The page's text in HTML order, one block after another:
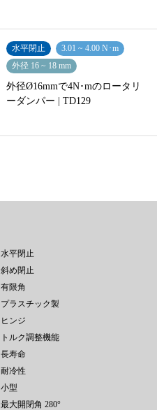
水平閉止
3.01 ~ 4.00 N･m
外径 16 ~ 18 mm
外径Ø16mmで4N･mのロータリ
ーダンパー | TD129
水平閉止
斜め閉止
有限角
プラスチック製
ヒンジ
トルク調整機能
長寿命
耐冷性
小型
最大開閉角 280°